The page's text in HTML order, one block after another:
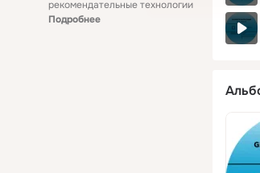
рекомендательные технологии
Подробнее